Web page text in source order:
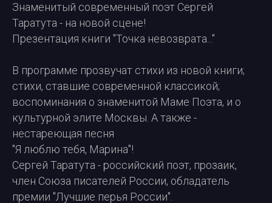
Знаменитый современный поэт Сергей
Таратута - на новой сцене!
Презентация книги "Точка невозврата..."
В программе прозвучат стихи из новой книги;
стихи, ставшие современной классикой;
воспоминания о знаменитой Маме Поэта, и о
культурной элите Москвы. А также -
нестареющая песня
"Я люблю тебя, Марина"!
Сергей Таратута - российский поэт, прозаик,
член Союза писателей России, обладатель
премии "Лучшие перья России".